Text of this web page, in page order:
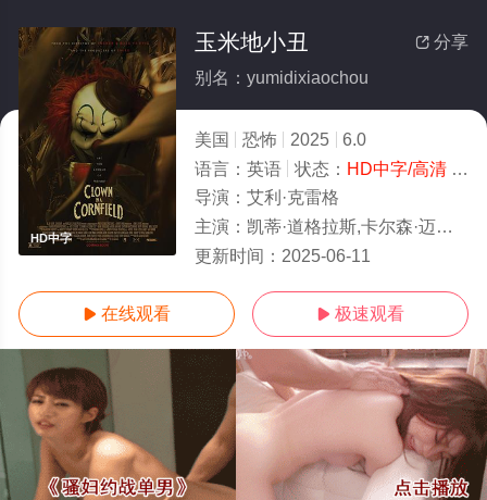
HD中字
 分享
玉米地小丑
别名：yumidixiaochou
美国 恐怖 2025
6.0
语言： 英语 状态： HD中字/高清- 免费在线观看
导演： 艾利·克雷格
主演： 凯蒂·道格拉斯,卡尔森·迈克马克,阿隆·艾布拉姆斯,卡桑德拉·波滕扎,维丽蒂·马克斯,Vincent,Muller,威尔·萨索,凯文·杜兰
更新时间： 2025-06-11
 在线观看  极速观看